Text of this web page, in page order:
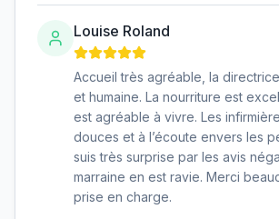
Louise Roland
Accueil très agréable, la
et humaine. La nourriture est
est agréable à vivre. Les
douces et à l’écoute envers les
suis très surprise par les avis
marraine en est ravie. Merci
prise en charge.